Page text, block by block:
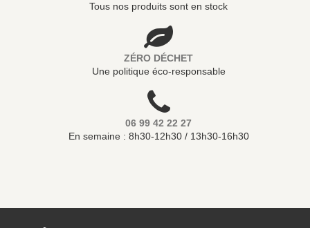
Tous nos produits sont en stock
ZÉRO DÉCHET
Une politique éco-responsable
06 99 42 22 27
En semaine : 8h30-12h30 / 13h30-16h30